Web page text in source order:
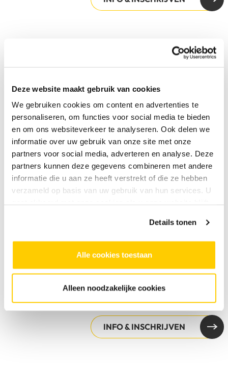
Deze website maakt gebruik van cookies
We gebruiken cookies om content en advertenties te
personaliseren, om functies voor social media te bieden
en om ons websiteverkeer te analyseren. Ook delen we
informatie over uw gebruik van onze site met onze
partners voor social media, adverteren en analyse. Deze
partners kunnen deze gegevens combineren met andere
informatie die u aan ze heeft verstrekt of die ze hebben
verzameld op basis van uw gebruik van hun services. U
Details tonen
Alle cookies toestaan
Alleen noodzakelijke cookies
36 les(sen) / niveau: vervolg
INFO & INSCHRIJVEN